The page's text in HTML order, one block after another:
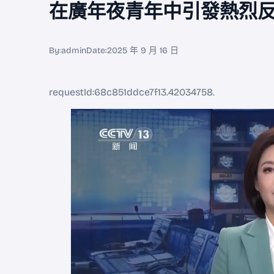
在廣年夜青年中引發熱烈
By:adminDate:2025 年 9 月 16 日
requestId:68c851ddce7f13.42034758.